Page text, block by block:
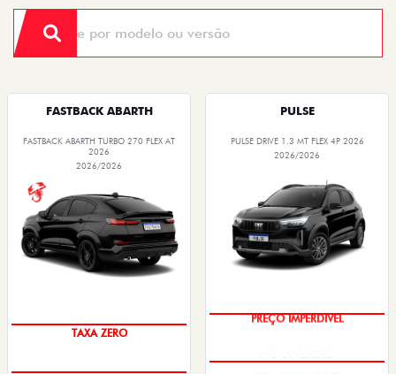
FASTBACK ABARTH
FASTBACK ABARTH TURBO 270 FLEX AT
2026
2026/2026
TAXA ZERO
PULSE
PULSE DRIVE 1.3 MT FLEX 4P 2026
2026/2026
PREÇO IMPERDÍVEL